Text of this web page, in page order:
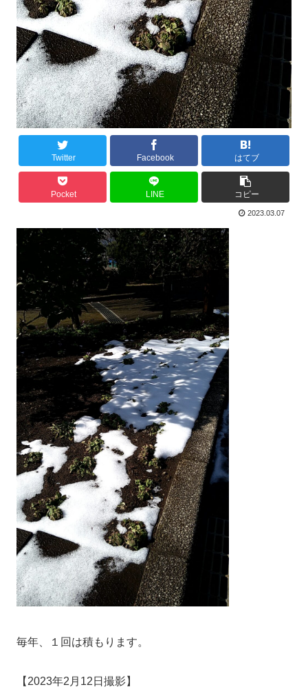
Twitter Facebook はてブ
Pocket LINE コピー
2023.03.07
毎年、１回は積もります。
【2023年2月12日撮影】